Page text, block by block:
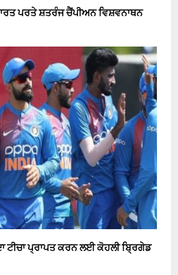
ਪਰਤੇ ਸ਼ਤਰੰਜ ਚੈਂਪੀਅਨ ਵਿਸ਼ਵਨਾਥਨ
ਟੀਚਾ ਪ੍ਰਾਪਤ ਕਰਨ ਲਈ ਕੋਹਲੀ ਬ੍ਰਿਗੇਡ